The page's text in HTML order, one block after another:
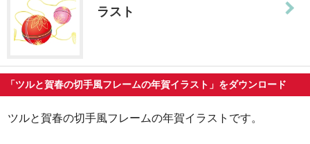
ラスト
「ツルと賀春の切手風フレームの年賀イラスト」をダウンロード
ツルと賀春の切手風フレームの年賀イラストです。